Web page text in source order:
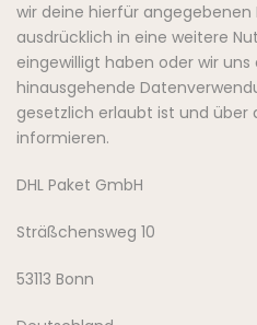
wir deine hierfür angegebenen
ausdrücklich in eine weitere
eingewilligt haben oder wir
hinausgehende
gesetzlich erlaubt ist und über
informieren.
DHL Paket GmbH
Sträßchensweg 10
53113 Bonn